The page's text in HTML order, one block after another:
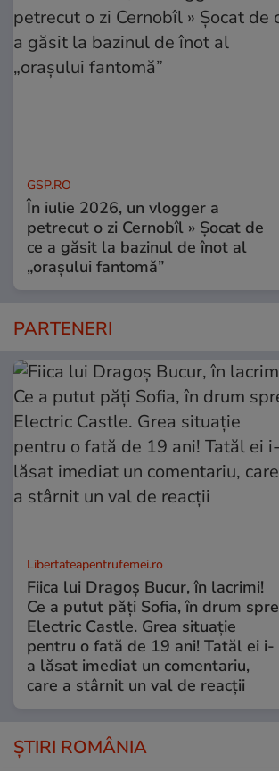
GSP.RO
În iulie 2026, un vlogger a
petrecut o zi Cernobîl » Șocat de
ce a găsit la bazinul de înot al
„orașului fantomă”
PARTENERI
Libertateapentrufemei.ro
Fiica lui Dragoș Bucur, în lacrimi!
Ce a putut păți Sofia, în drum spre
Electric Castle. Grea situație
pentru o fată de 19 ani! Tatăl ei i-
a lăsat imediat un comentariu,
care a stârnit un val de reacții
ȘTIRI ROMÂNIA